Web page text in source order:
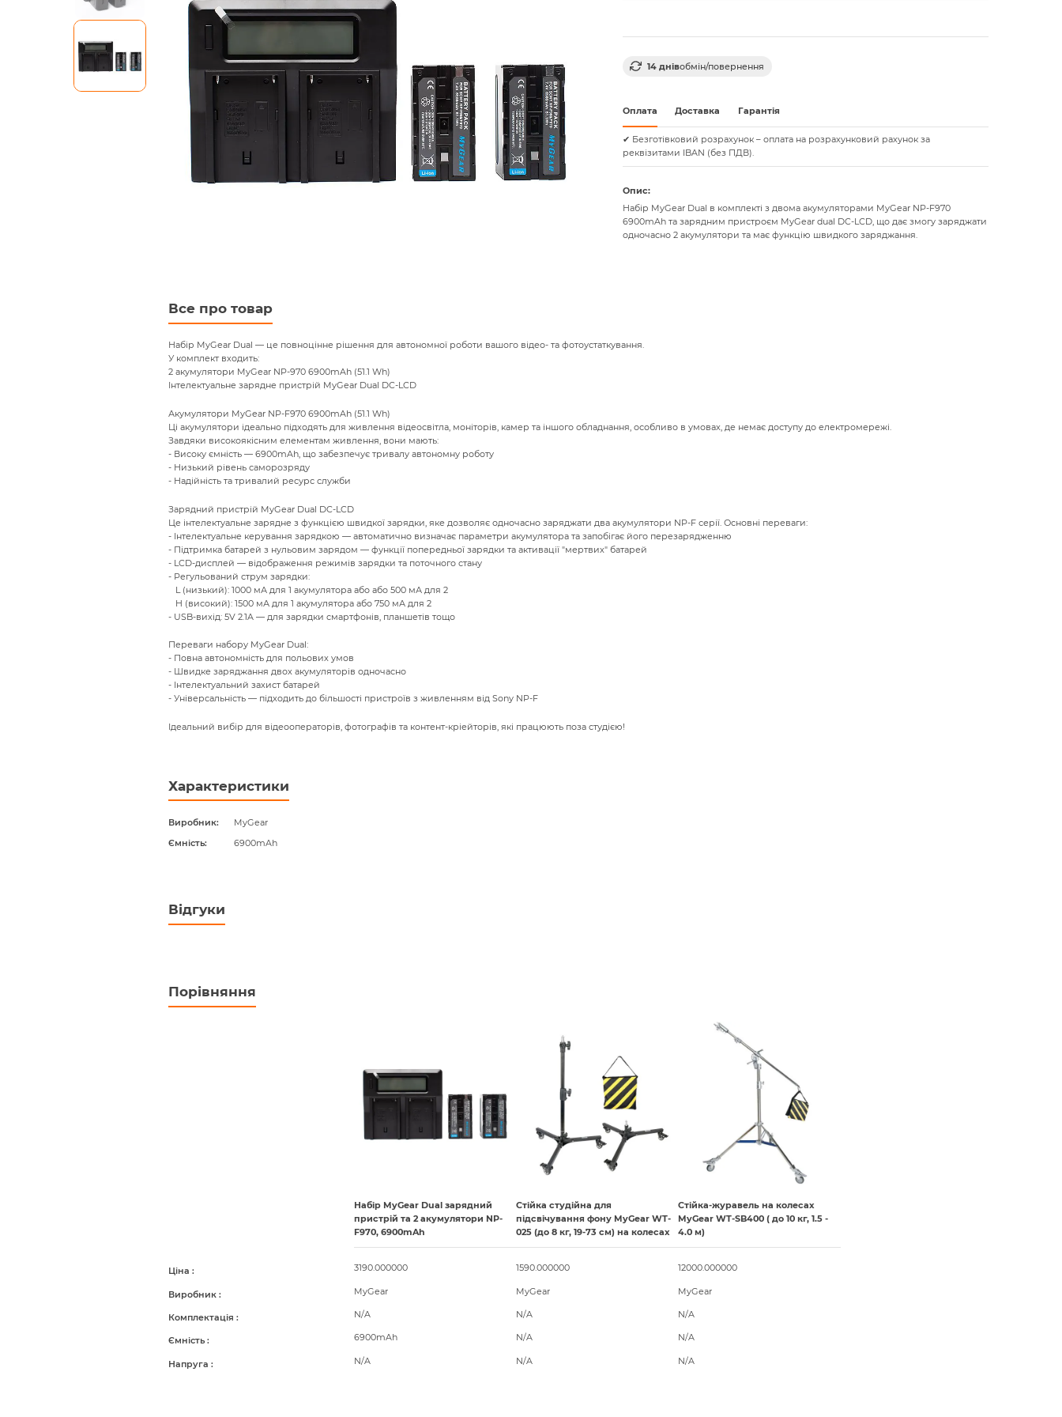
14 днівобмін/повернення
Оплата Доставка Гарантія
✔ Безготівковий розрахунок – оплата на розрахунковий рахунок за
реквізитами IBAN (без ПДВ).
Опис:
Набір MyGear Dual в комплекті з двома акумуляторами MyGear NP-F970
6900mAh та зарядним пристроєм MyGear dual DC-LCD, що дає змогу заряджати
одночасно 2 акумулятори та має функцію швидкого заряджання.
Все про товар
Набір MyGear Dual — це повноцінне рішення для автономної роботи вашого відео- та фотоустаткування.
У комплект входить:
2 акумулятори MyGear NP-970 6900mAh (51.1 Wh)
Інтелектуальне зарядне пристрій MyGear Dual DC-LCD
Акумулятори MyGear NP-F970 6900mAh (51.1 Wh)
Ці акумулятори ідеально підходять для живлення відеосвітла, моніторів, камер та іншого обладнання, особливо в умовах, де немає доступу до електромережі.
Завдяки високоякісним елементам живлення, вони мають:
- Високу ємність — 6900mAh, що забезпечує тривалу автономну роботу
- Низький рівень саморозряду
- Надійність та тривалий ресурс служби
Зарядний пристрій MyGear Dual DC-LCD
Це інтелектуальне зарядне з функцією швидкої зарядки, яке дозволяє одночасно заряджати два акумулятори NP-F серії. Основні переваги:
- Інтелектуальне керування зарядкою — автоматично визначає параметри акумулятора та запобігає його перезарядженню
- Підтримка батарей з нульовим зарядом — функції попередньої зарядки та активації "мертвих" батарей
- LCD-дисплей — відображення режимів зарядки та поточного стану
- Регульований струм зарядки:
L (низький): 1000 мА для 1 акумулятора або або 500 мА для 2
H (високий): 1500 мА для 1 акумулятора або 750 мА для 2
- USB-вихід: 5V 2.1A — для зарядки смартфонів, планшетів тощо
Переваги набору MyGear Dual:
- Повна автономність для польових умов
- Швидке заряджання двох акумуляторів одночасно
- Інтелектуальний захист батарей
- Універсальність — підходить до більшості пристроїв з живленням від Sony NP-F
Ідеальний вибір для відеооператорів, фотографів та контент-кріейторів, які працюють поза студією!
Характеристики
Виробник
MyGear
Ємність
6900mAh
Відгуки
Порівняння
Ціна
Виробник
Комплектація
Ємність
Напруга
Набір MyGear Dual зарядний
пристрій та 2 акумулятори NP-
F970, 6900mAh
3190.000000
MyGear
N/A
6900mAh
N/A
Стійка студійна для
підсвічування фону MyGear WT-
025 (до 8 кг, 19-73 см) на колесах
1590.000000
MyGear
N/A
N/A
N/A
Стійка-журавель на колесах
MyGear WT-SB400 ( до 10 кг, 1.5 -
4.0 м)
12000.000000
MyGear
N/A
N/A
N/A